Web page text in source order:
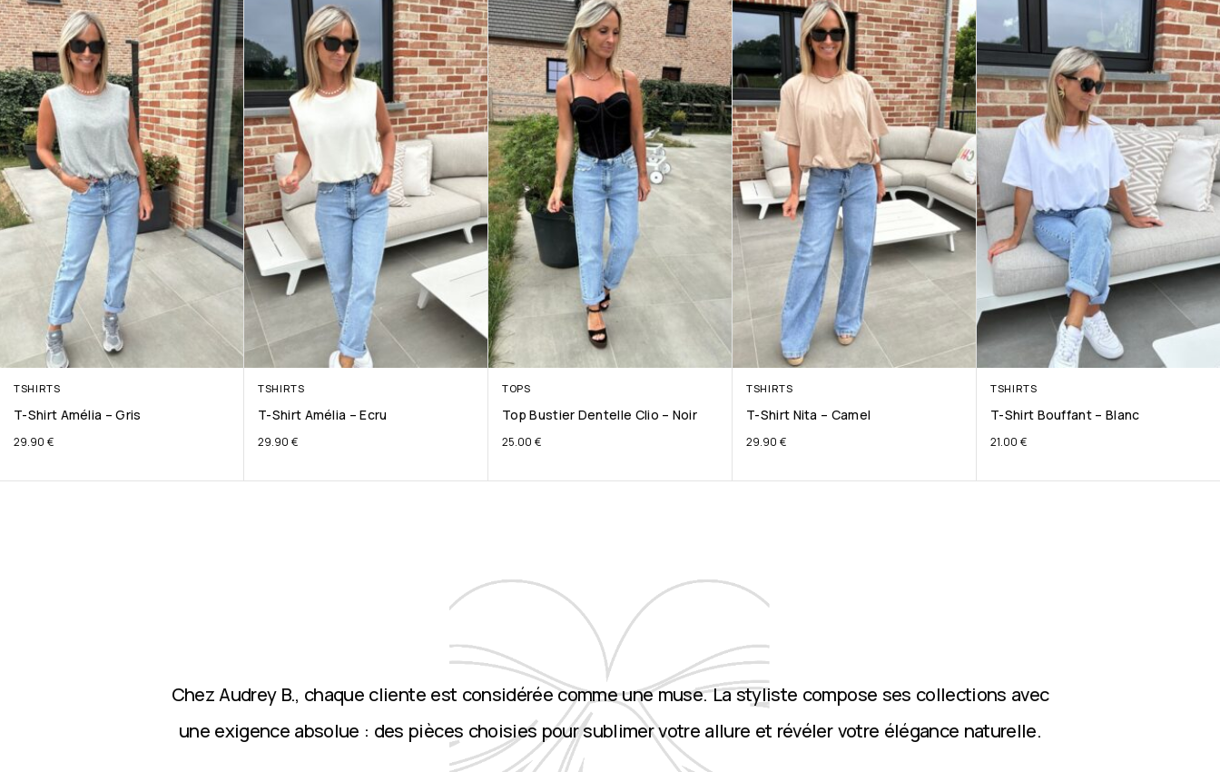
TSHIRTS
T-Shirt Amélia – Gris
29.90 €
TSHIRTS
T-Shirt Amélia – Ecru
29.90 €
TOPS
Top Bustier Dentelle Clio – Noir
25.00 €
TSHIRTS
T-Shirt Nita – Camel
29.90 €
TSHIRTS
T-Shirt Bouffant – Blanc
21.00 €
Chez Audrey B., chaque cliente est considérée comme une muse. La styliste compose ses collections avec
une exigence absolue : des pièces choisies pour sublimer votre allure et révéler votre élégance naturelle.